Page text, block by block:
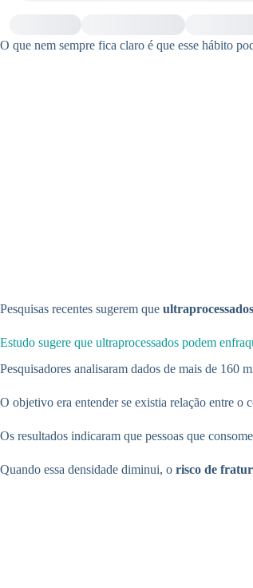
O que nem sempre fica claro é que esse hábito
Pesquisas recentes sugerem que
Estudo sugere que ultraprocessados podem
Pesquisadores analisaram dados de mais de 160
O objetivo era entender se existia relação entre o
Os resultados indicaram que pessoas que
Quando essa densidade diminui, o risco de